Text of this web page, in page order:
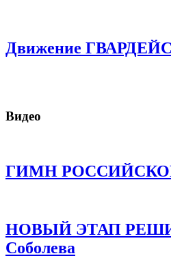
Движение
Видео
ГИМН РОССИЙСКОЙ
НОВЫЙ ЭТАП
Соболева